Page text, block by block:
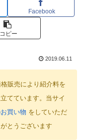
Facebook
コピー
2019.06.11
販売により紹介料を
てています。当サイ
買い物 をしていただ
とうございます